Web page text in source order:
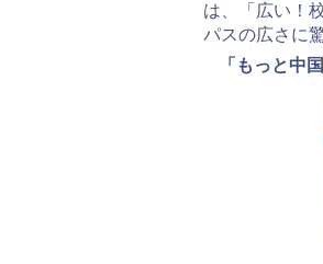
は、「広い！
パスの広さに
「もっと中